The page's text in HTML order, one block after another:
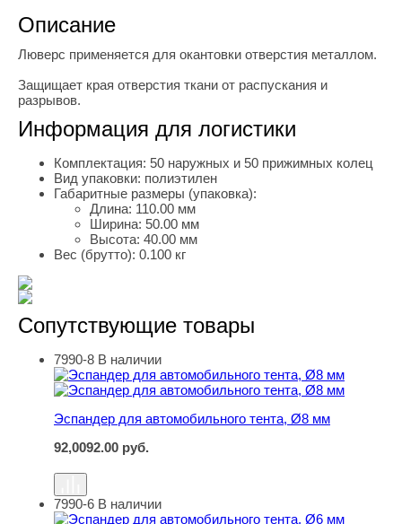
Описание
Люверс применяется для окантовки отверстия металлом.
Защищает края отверстия ткани от распускания и
разрывов.
Информация для логистики
Комплектация: 50 наружных и 50 прижимных колец
Вид упаковки: полиэтилен
Габаритные размеры (упаковка):
Длина: 110.00 мм
Ширина: 50.00 мм
Высота: 40.00 мм
Вес (брутто): 0.100 кг
Сопутствующие товары
Эспандер для автомобильного тента, Ø8 мм
7990-8 В наличии
Эспандер для автомобильного тента, Ø8 мм
92,0092.00 руб.
Эспандер для автомобильного тента, Ø6 мм
7990-6 В наличии